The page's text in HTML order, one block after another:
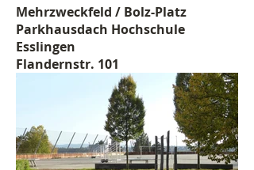
Mehrzweckfeld / Bolz-Platz
Parkhausdach Hochschule
Esslingen
Flandernstr. 101